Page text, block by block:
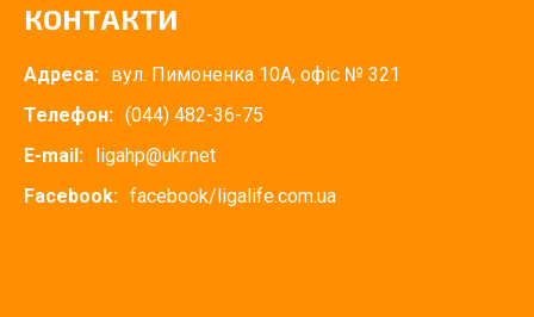
КОНТАКТИ
Адреса: вул. Пимоненка 10А, офіс № 321
Телефон: (044) 482-36-75
E-mail: ligahp@ukr.net
Facebook: facebook/ligalife.com.ua